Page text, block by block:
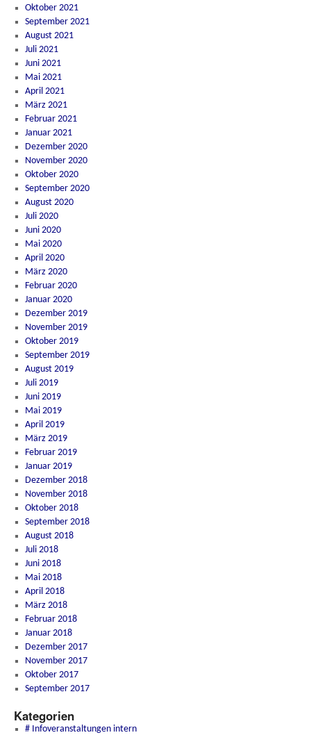
Oktober 2021
September 2021
August 2021
Juli 2021
Juni 2021
Mai 2021
April 2021
März 2021
Februar 2021
Januar 2021
Dezember 2020
November 2020
Oktober 2020
September 2020
August 2020
Juli 2020
Juni 2020
Mai 2020
April 2020
März 2020
Februar 2020
Januar 2020
Dezember 2019
November 2019
Oktober 2019
September 2019
August 2019
Juli 2019
Juni 2019
Mai 2019
April 2019
März 2019
Februar 2019
Januar 2019
Dezember 2018
November 2018
Oktober 2018
September 2018
August 2018
Juli 2018
Juni 2018
Mai 2018
April 2018
März 2018
Februar 2018
Januar 2018
Dezember 2017
November 2017
Oktober 2017
September 2017
Kategorien
# Infoveranstaltungen intern